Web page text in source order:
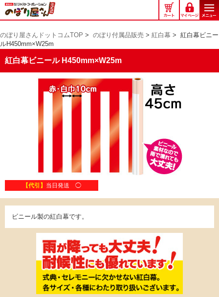
の
ぼ
屋
さ
ん
のぼり屋さんドットコムTOP > のぼり付属品販売 > 紅白幕 > 紅白幕ビニー
ルH450mm×W25m
紅白幕ビニール H450mm×W25m
【代引】 当日発送 ◯
ビニール製の紅白幕です。